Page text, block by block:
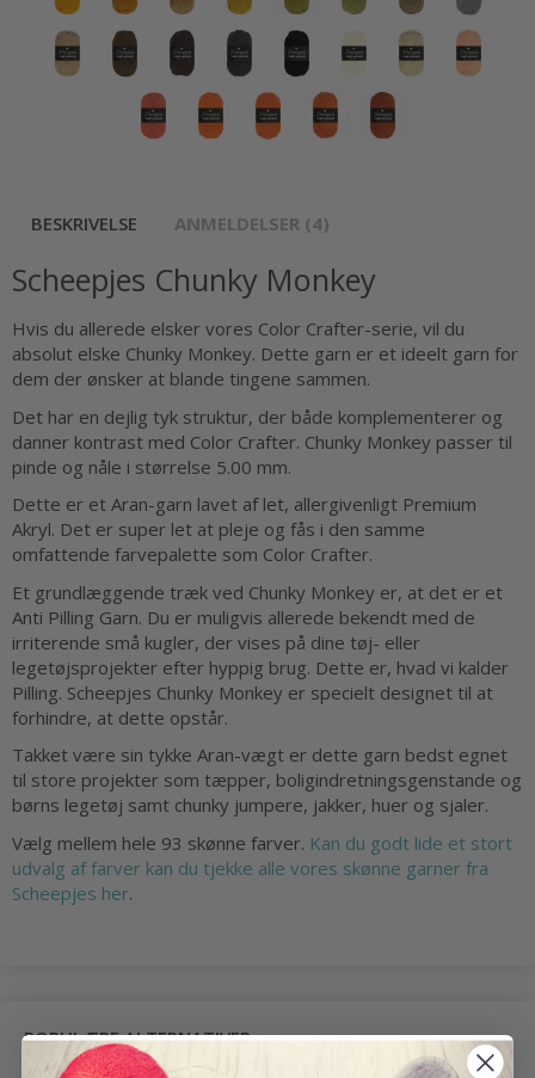
BESKRIVELSE ANMELDELSER (4)
Scheepjes Chunky Monkey
Hvis du allerede elsker vores Color Crafter-serie, vil du
absolut elske Chunky Monkey. Dette garn er et ideelt garn for
dem der ønsker at blande tingene sammen.
Det har en dejlig tyk struktur, der både komplementerer og
danner kontrast med Color Crafter. Chunky Monkey passer til
pinde og nåle i størrelse 5.00 mm.
Dette er et Aran-garn lavet af let, allergivenligt Premium
Akryl. Det er super let at pleje og fås i den samme
omfattende farvepalette som Color Crafter.
Et grundlæggende træk ved Chunky Monkey er, at det er et
Anti Pilling Garn. Du er muligvis allerede bekendt med de
irriterende små kugler, der vises på dine tøj- eller
legetøjsprojekter efter hyppig brug. Dette er, hvad vi kalder
Pilling. Scheepjes Chunky Monkey er specielt designet til at
forhindre, at dette opstår.
Takket være sin tykke Aran-vægt er dette garn bedst egnet
til store projekter som tæpper, boligindretningsgenstande og
børns legetøj samt chunky jumpere, jakker, huer og sjaler.
Vælg mellem hele 93 skønne farver. Kan du godt lide et stort
udvalg af farver kan du tjekke alle vores skønne garner fra
Scheepjes her.
POPULÆRE ALTERNATIVER